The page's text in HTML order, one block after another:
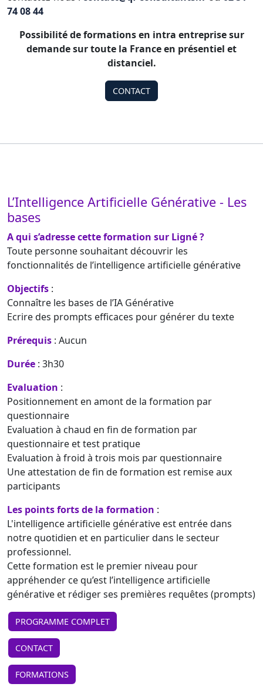
74 08 44
Possibilité de formations en intra entreprise sur
demande sur toute la France en présentiel et
distanciel.
CONTACT
L’Intelligence Artificielle Générative - Les
bases
A qui s’adresse cette formation sur Ligné ?
Toute personne souhaitant découvrir les
fonctionnalités de l’intelligence artificielle générative
Objectifs :
Connaître les bases de l’IA Générative
Ecrire des prompts efficaces pour générer du texte
Prérequis : Aucun
Durée : 3h30
Evaluation :
Positionnement en amont de la formation par
questionnaire
Evaluation à chaud en fin de formation par
questionnaire et test pratique
Evaluation à froid à trois mois par questionnaire
Une attestation de fin de formation est remise aux
participants
Les points forts de la formation :
L'intelligence artificielle générative est entrée dans
notre quotidien et en particulier dans le secteur
professionnel.
Cette formation est le premier niveau pour
appréhender ce qu’est l’intelligence artificielle
générative et rédiger ses premières requêtes (prompts)
PROGRAMME COMPLET
CONTACT
FORMATIONS